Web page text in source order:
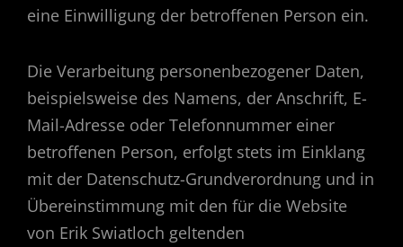
eine Einwilligung der betroffenen Person ein.
Die Verarbeitung personenbezogener Daten,
beispielsweise des Namens, der Anschrift, E-
Mail-Adresse oder Telefonnummer einer
betroffenen Person, erfolgt stets im Einklang
mit der Datenschutz-Grundverordnung und in
Übereinstimmung mit den für die Website
von Erik Swiatloch geltenden